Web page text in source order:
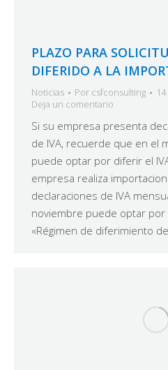
PLAZO PARA
DIFERIDO A LA
Noticias Por csfconsulting
Deja un comentario
Si su empresa presenta
de IVA, recuerde que en el
puede optar por diferir el
empresa realiza
declaraciones de IVA
noviembre puede optar por
«Régimen de diferimiento